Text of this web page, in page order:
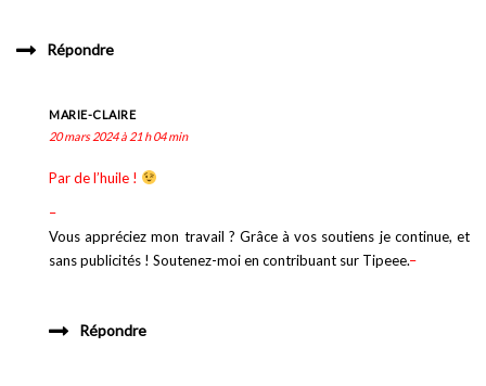
Répondre
MARIE-CLAIRE
20 mars 2024 à 21 h 04 min
Par de l’huile !
–
Vous appréciez mon travail ? Grâce à vos soutiens je continue, et
sans publicités ! Soutenez-moi en contribuant sur Tipeee.–
Répondre